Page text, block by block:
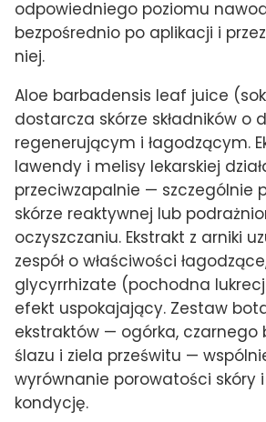
odpowiedniego poziomu
bezpośrednio po aplikacji i
niej.
Aloe barbadensis leaf juice
dostarcza skórze składników o
regenerującym i łagodzącym.
lawendy i melisy lekarskiej
przeciwzapalnie — szczególnie
skórze reaktywnej lub
oczyszczaniu. Ekstrakt z arniki
zespół o właściwości
glycyrrhizate (pochodna
efekt uspokajający. Zestaw
ekstraktów — ogórka, czarnego
ślazu i ziela prześwitu —
wyrównanie porowatości skóry
kondycję.